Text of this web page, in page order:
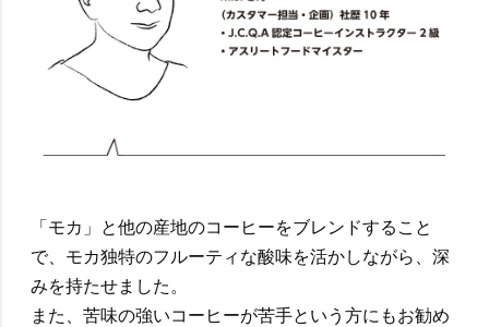
「モカ」と他の産地のコーヒーをブレンドすること
で、モカ独特のフルーティな酸味を活かしながら、深
みを持たせました。
また、苦味の強いコーヒーが苦手という方にもお勧め